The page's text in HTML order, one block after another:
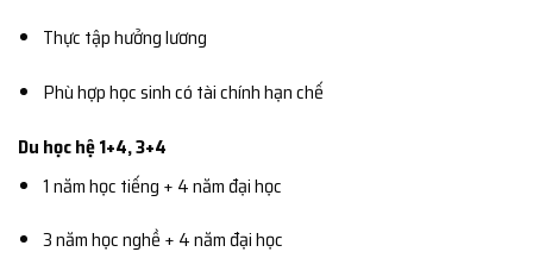
Thực tập hưởng lương
Phù hợp học sinh có tài chính hạn chế
Du học hệ 1+4, 3+4
1 năm học tiếng + 4 năm đại học
3 năm học nghề + 4 năm đại học